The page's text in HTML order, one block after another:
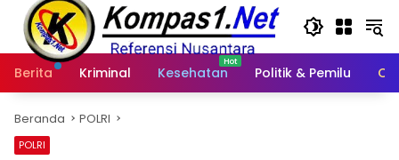
Langsung
konten
Berita
Kriminal Kesehatan Politik & Pemilu
Beranda POLRI
POLRI